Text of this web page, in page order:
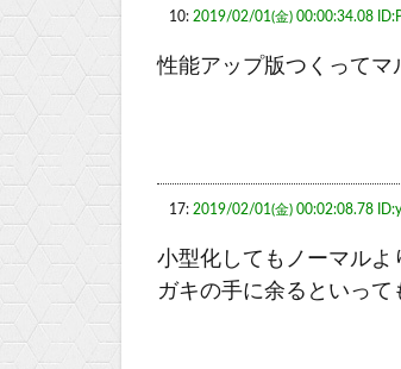
10: 2019/02/01(金) 00:00:34.08
性能アップ版つくってマ
17: 2019/02/01(金) 00:02:08.78
小型化してもノーマルよ
ガキの手に余るといっ